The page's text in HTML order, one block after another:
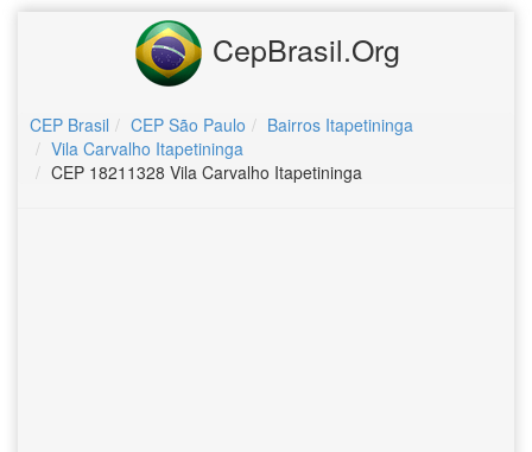
CepBrasil.Org
CEP Brasil CEP São Paulo
Bairros Itapetininga
Vila Carvalho Itapetininga
CEP 18211328 Vila Carvalho Itapetininga